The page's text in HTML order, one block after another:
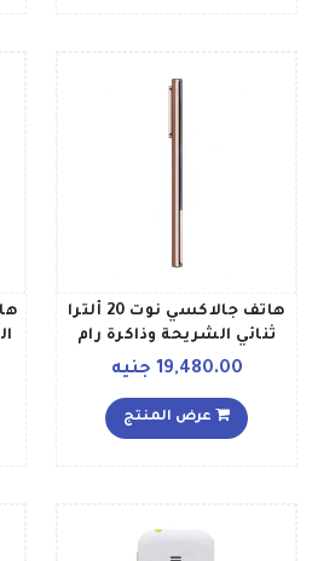
هاتف جالاكسي نوت 20 ألترا
ثنائي الشريحة وذاكرة رام
بسعة 12 جيجابايت وذاكرة
ويدعم تقنية 5G لون برونزي
19,480.00 جنيه
عرض المنتج